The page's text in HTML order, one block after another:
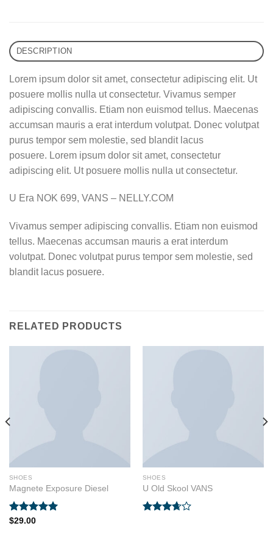
DESCRIPTION
Lorem ipsum dolor sit amet, consectetur adipiscing elit. Ut
posuere mollis nulla ut consectetur. Vivamus semper
adipiscing convallis. Etiam non euismod tellus. Maecenas
accumsan mauris a erat interdum volutpat. Donec volutpat
purus tempor sem molestie, sed blandit lacus
posuere. Lorem ipsum dolor sit amet, consectetur
adipiscing elit. Ut posuere mollis nulla ut consectetur.
U Era NOK 699, VANS – NELLY.COM
Vivamus semper adipiscing convallis. Etiam non euismod
tellus. Maecenas accumsan mauris a erat interdum
volutpat. Donec volutpat purus tempor sem molestie, sed
blandit lacus posuere.
RELATED PRODUCTS
SHOES
Magnete Exposure Diesel
Rated
$29.00
SHOES
U Old Skool VANS